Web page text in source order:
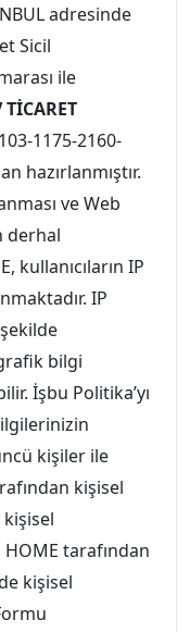
adresinde
Sicil
ile
1175-2160-
hazırlanmıştır.
ve Web
derhal
kullanıcıların IP
IP
bilgi
İşbu Politika’yı
kişiler ile
kişisel
tarafından
kişisel